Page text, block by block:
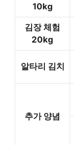
10kg
김장 체험
20kg
알타리 김치
추가 양념